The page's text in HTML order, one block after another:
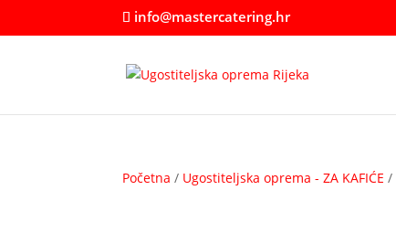
info@mastercatering.hr
Početna / Ugostiteljska oprema - ZA KAFIĆE /